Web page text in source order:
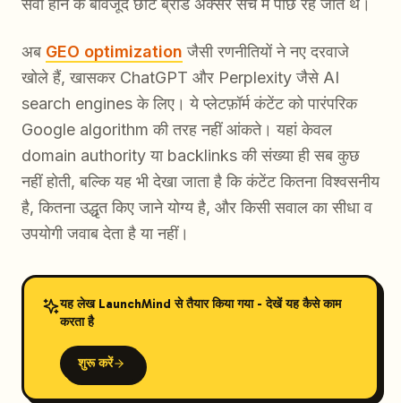
सेवा होने के बावजूद छोटे ब्रांड अक्सर सर्च में पीछे रह जाते थे।
अब GEO optimization जैसी रणनीतियों ने नए दरवाजे
खोले हैं, खासकर ChatGPT और Perplexity जैसे AI
search engines के लिए। ये प्लेटफ़ॉर्म कंटेंट को पारंपरिक
Google algorithm की तरह नहीं आंकते। यहां केवल
domain authority या backlinks की संख्या ही सब कुछ
नहीं होती, बल्कि यह भी देखा जाता है कि कंटेंट कितना विश्वसनीय
है, कितना उद्धृत किए जाने योग्य है, और किसी सवाल का सीधा व
उपयोगी जवाब देता है या नहीं।
यह लेख LaunchMind से तैयार किया गया - देखें यह कैसे काम
करता है
शुरू करें